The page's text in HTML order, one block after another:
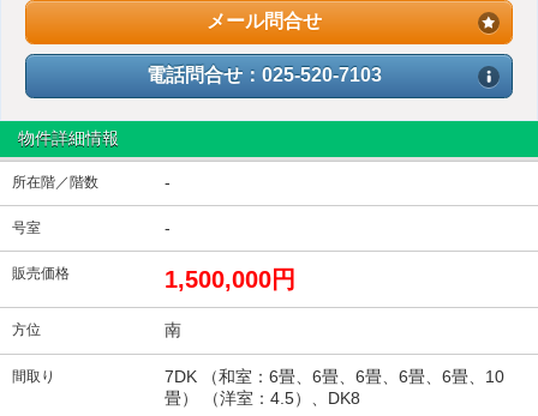
メール問合せ
電話問合せ：025-520-7103
物件詳細情報
所在階／階数 -
号室 -
販売価格 1,500,000円
方位 南
間取り
7DK （和室：6畳、6畳、6畳、6畳、6畳、10
畳） （洋室：4.5）、DK8